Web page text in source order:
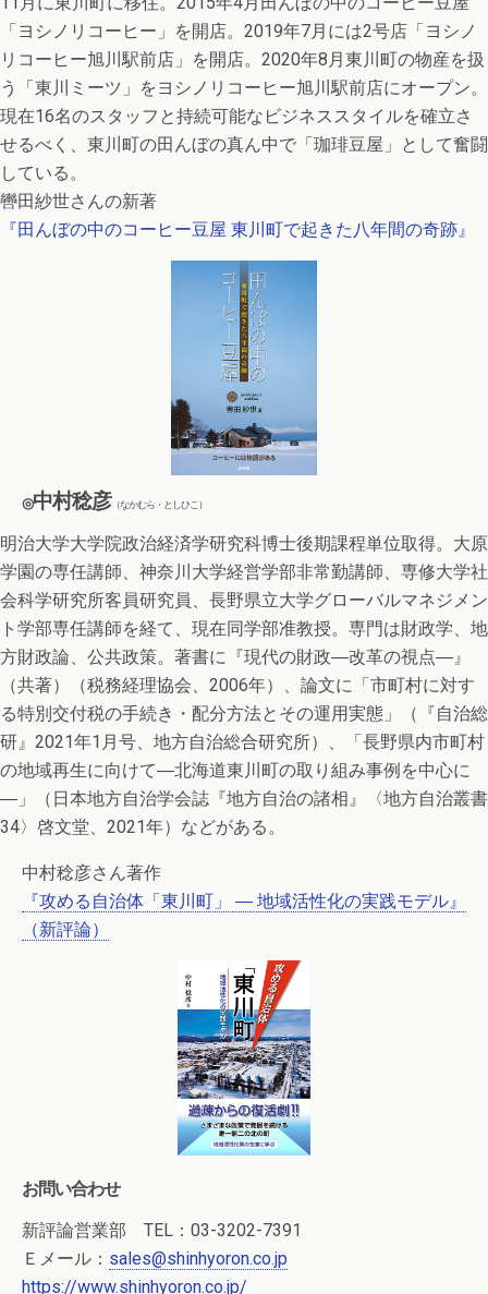
「ヨシノリコーヒー」を開店。2019年7月には2号店「ヨシノ
リコーヒー旭川駅前店」を開店。2020年8月東川町の物産を扱
う「東川ミーツ」をヨシノリコーヒー旭川駅前店にオープン。
現在16名のスタッフと持続可能なビジネススタイルを確立さ
せるべく、東川町の田んぼの真ん中で「珈琲豆屋」として奮闘
している。
轡田紗世さんの新著
『田んぼの中のコーヒー豆屋 東川町で起きた八年間の奇跡』
◎中村稔彦 （なかむら・としひこ）
明治大学大学院政治経済学研究科博士後期課程単位取得。大原
学園の専任講師、神奈川大学経営学部非常勤講師、専修大学社
会科学研究所客員研究員、長野県立大学グローバルマネジメン
ト学部専任講師を経て、現在同学部准教授。専門は財政学、地
方財政論、公共政策。著書に『現代の財政―改革の視点―』
（共著）（税務経理協会、2006年）、論文に「市町村に対す
る特別交付税の手続き・配分方法とその運用実態」（『自治総
研』2021年1月号、地方自治総合研究所）、「長野県内市町村
の地域再生に向けて―北海道東川町の取り組み事例を中心に
―」（日本地方自治学会誌『地方自治の諸相』〈地方自治叢書
34〉啓文堂、2021年）などがある。
中村稔彦さん著作
『攻める自治体「東川町」 ― 地域活性化の実践モデル』
（新評論）
お問い合わせ
新評論営業部 TEL：03-3202-7391
Ｅメール： sales@shinhyoron.co.jp
https://www.shinhyoron.co.jp/